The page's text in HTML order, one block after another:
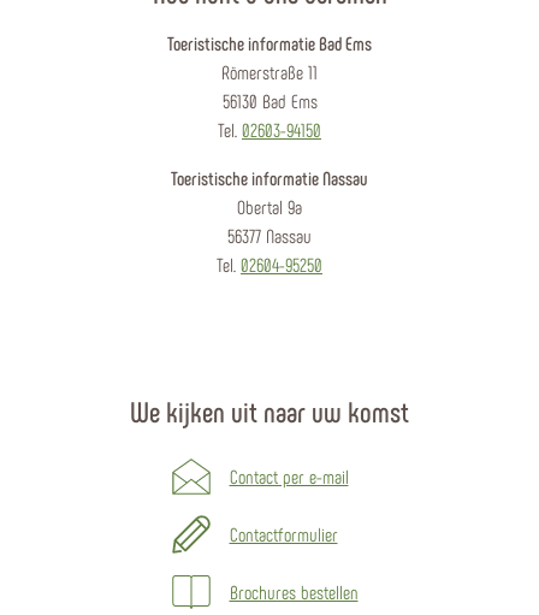
Toeristische informatie Bad Ems
Römerstraße 11
56130 Bad Ems
Tel. 02603-94150
Toeristische informatie Nassau
Obertal 9a
56377 Nassau
Tel. 02604-95250
We kijken uit naar uw komst
Contact per e-mail
Contactformulier
Brochures bestellen